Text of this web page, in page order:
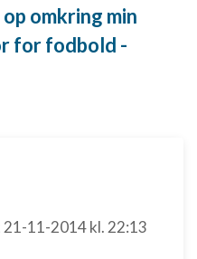
omkring min
for fodbold -
21-11-2014kl. 22:13